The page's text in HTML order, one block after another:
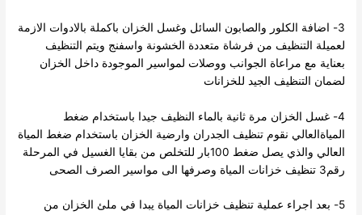
3- اضافة الكلور والصابون السائل وغسل الخزان باكملة بالادوات الازمة
لعميلة التنظيف من فرشاة متعددة الخشونة واسفنج ويتم التنظيف
بعناية مع مراعاة الجوانب ووصلات لمواسير الموجودة داخل الخزان
لضمان التنظيف الجيد للخزانات
4- غسل الخزان مرة ثانية بالماء النظيف جيدا باستخدام ضغط
المياةالعالي نقوم تنظيف الجدران وارضية الخزان باستخدام ضغط المياة
العالي والذي يصل ضغط 100بار للتخلص من بقايا الغسيل في المرحلة
رقم3 تنظيف خزانات المياة وصرفها الى مواسير الصرف الصحى
5- بعد اجراء عملية تنظيف خزانات المياة يبدا في ملئ الخزان من